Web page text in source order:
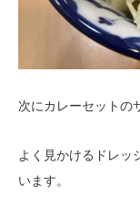
次にカレーセットの
よく見かけるドレッ
います。